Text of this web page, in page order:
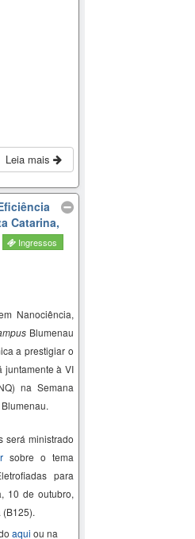
Leia mais
Catarina,
Ingressos
Nanociência,
Blumenau
a prestigiar o
juntamente à VI
na Semana
será ministrado
sobre o tema
para
10 de outubro,
aqui ou na